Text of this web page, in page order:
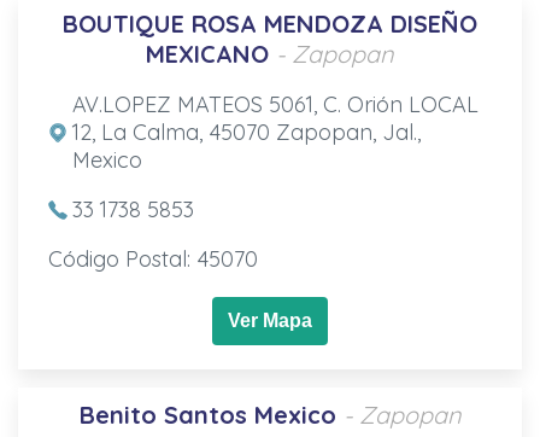
BOUTIQUE ROSA MENDOZA DISEÑO
MEXICANO - Zapopan
AV.LOPEZ MATEOS 5061, C. Orión LOCAL
12, La Calma, 45070 Zapopan, Jal.,
Mexico
33 1738 5853
Código Postal: 45070
Ver Mapa
Benito Santos Mexico - Zapopan